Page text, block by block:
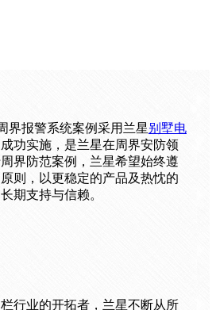
报警系统案例采用兰星别墅电
功实施，是兰星在周界安防领
界防范案例，兰星希望始终遵
则，以更稳定的产品及热忱的
期支持与信赖。
业的开拓者，兰星不断从所